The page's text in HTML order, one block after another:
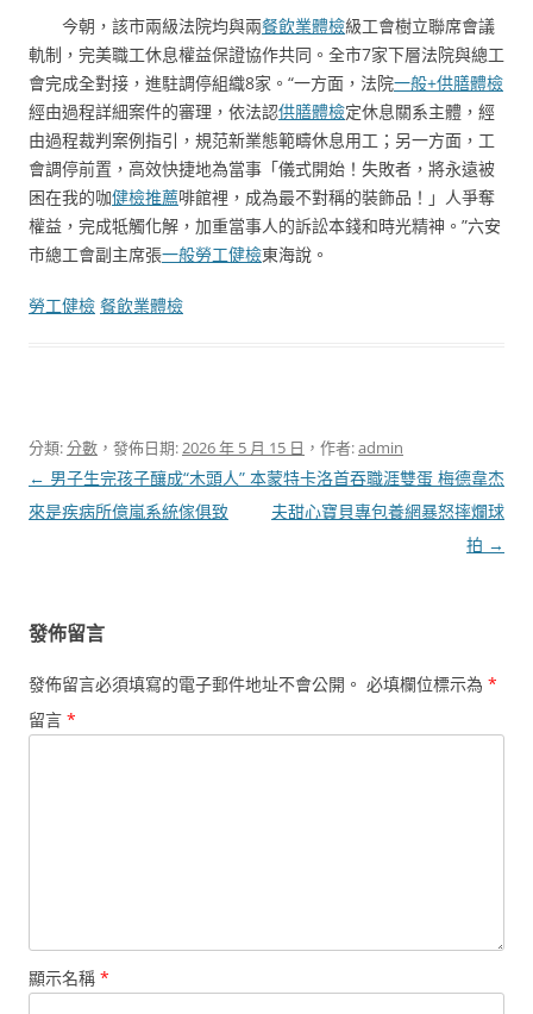
今朝，該市兩級法院均與兩餐飲業體檢級工會樹立聯席會議
軌制，完美職工休息權益保證協作共同。全市7家下層法院與總工
會完成全對接，進駐調停組織8家。“一方面，法院一般+供膳體檢
經由過程詳細案件的審理，依法認供膳體檢定休息關系主體，經
由過程裁判案例指引，規范新業態範疇休息用工；另一方面，工
會調停前置，高效快捷地為當事「儀式開始！失敗者，將永遠被
困在我的咖健檢推薦啡館裡，成為最不對稱的裝飾品！」人爭奪
權益，完成牴觸化解，加重當事人的訴訟本錢和時光精神。”六安
市總工會副主席張一般勞工健檢東海說。
勞工健檢 餐飲業體檢
分類:分數 ，發佈日期:2026 年 5 月 15 日 ，作者:admin
文
章
← 男子生完孩子釀成“木頭人” 本
來是疾病所億嵐系統傢俱致
蒙特卡洛首吞職涯雙蛋 梅德韋杰
夫甜心寶貝專包養網暴怒摔爛球
拍 →
發佈留言
發佈留言必須填寫的電子郵件地址不會公開。 必填欄位標示為 *
留言 *
顯示名稱 *